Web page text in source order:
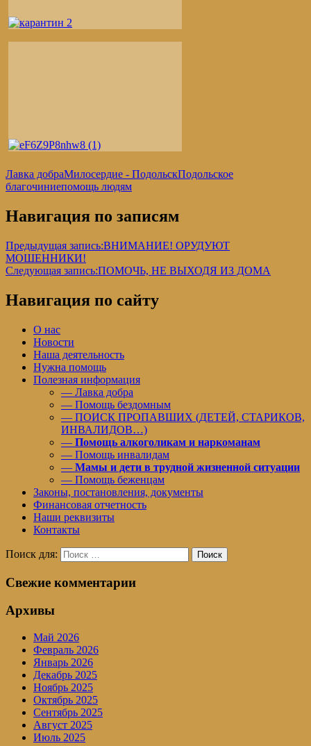
Лавка добраМилосердие - ПодольскПодольское
благочиниепомощь людям
Навигация по записям
Предыдущая запись:ВНИМАНИЕ! ОРУДУЮТ
МОШЕННИКИ!
Следующая запись:ПОМОЧЬ, НЕ ВЫХОДЯ ИЗ ДОМА
Навигация по сайту
О нас
Новости
Наша деятельность
Нужна помощь
Полезная информация
— Лавка добра
— Помощь бездомным
— ПОИСК ПРОПАВШИХ (ДЕТЕЙ, СТАРИКОВ,
ИНВАЛИДОВ…)
— Помощь алкоголикам и наркоманам
— Помощь инвалидам
— Мамы и дети в трудной жизненной ситуации
— Помощь беженцам
Законы, постановления, документы
Финансовая отчетность
Наши реквизиты
Контакты
Поиск для: Поиск
Свежие комментарии
Архивы
Май 2026
Февраль 2026
Январь 2026
Декабрь 2025
Ноябрь 2025
Октябрь 2025
Сентябрь 2025
Август 2025
Июль 2025